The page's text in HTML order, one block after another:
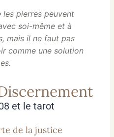
les pierres peuvent
soi-même et à
mais il ne faut pas
comme une solution
et le tarot
de la justice